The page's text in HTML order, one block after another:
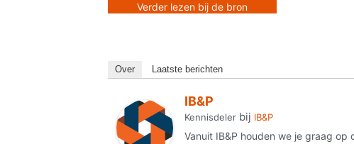
Verder lezen bij de bron
Over Laatste berichten
IB&P
Kennisdeler bij IB&P
Vanuit IB&P houden we je graag